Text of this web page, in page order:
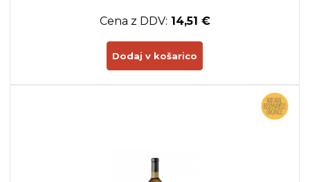
Cena z DDV: 14,51 €
Dodaj v košarico